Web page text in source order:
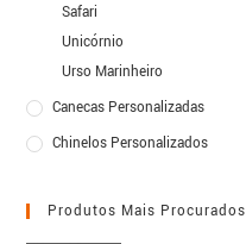
Safari
Unicórnio
Urso Marinheiro
Canecas Personalizadas
Chinelos Personalizados
Produtos Mais Procurados